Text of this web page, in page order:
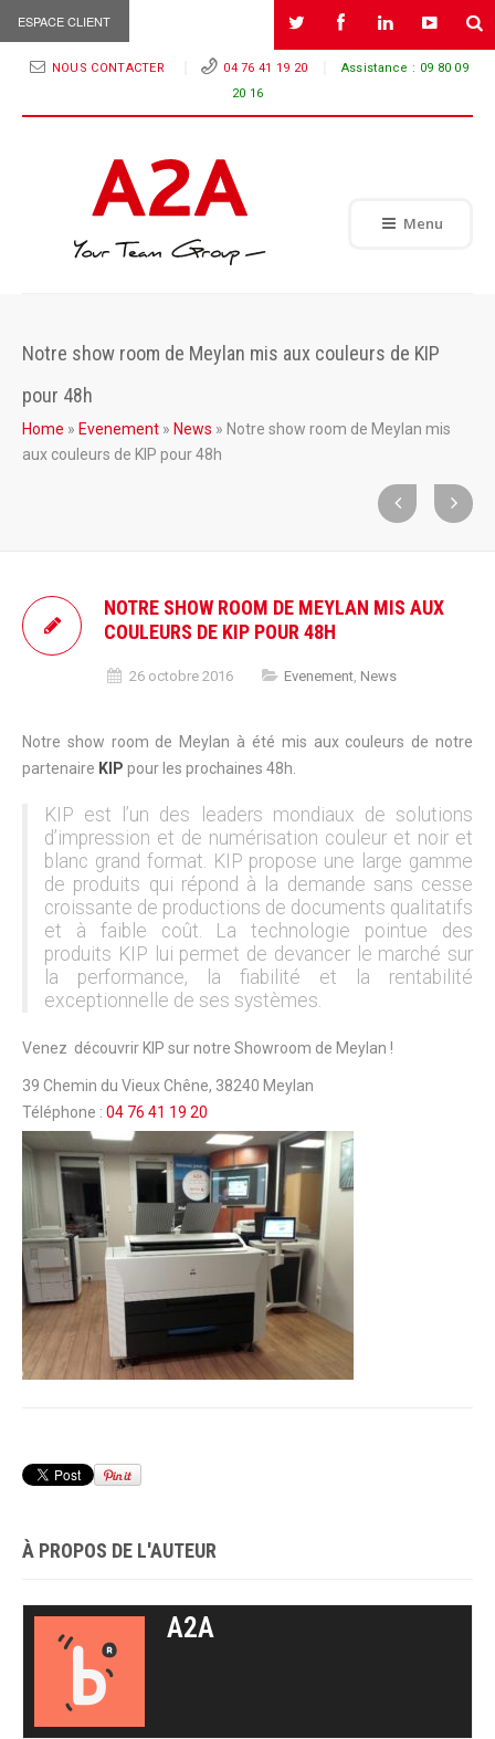
ESPACE CLIENT
NOUS CONTACTER 04 76 41 19 20 Assistance : 09 80 09
20 16
Menu
Notre show room de Meylan mis aux couleurs de KIP
pour 48h
Home » Evenement » News » Notre show room de Meylan mis
aux couleurs de KIP pour 48h
NOTRE SHOW ROOM DE MEYLAN MIS AUX
COULEURS DE KIP POUR 48H
26 octobre 2016 Evenement, News
Notre show room de Meylan à été mis aux couleurs de notre
partenaire KIP pour les prochaines 48h.
KIP est l’un des leaders mondiaux de solutions
d’impression et de numérisation couleur et noir et
blanc grand format. KIP propose une large gamme
de produits qui répond à la demande sans cesse
croissante de productions de documents qualitatifs
et à faible coût. La technologie pointue des
produits KIP lui permet de devancer le marché sur
la performance, la fiabilité et la rentabilité
exceptionnelle de ses systèmes.
Venez découvrir KIP sur notre Showroom de Meylan !
39 Chemin du Vieux Chêne, 38240 Meylan
Téléphone : 04 76 41 19 20
À PROPOS DE L'AUTEUR
A2A